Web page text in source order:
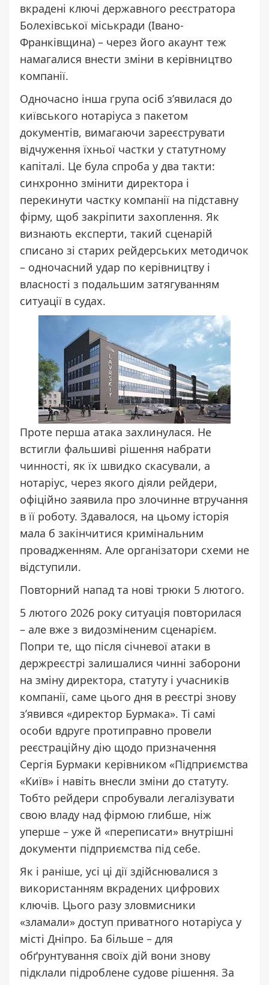
вкрадені ключі державного реєстратора
Болехівської міськради (Івано-
Франківщина) – через його акаунт теж
намагалися внести зміни в керівництво
компанії.
Одночасно інша група осіб з’явилася до
київського нотаріуса з пакетом
документів, вимагаючи зареєструвати
відчуження їхньої частки у статутному
капіталі. Це була спроба у два такти:
синхронно змінити директора і
перекинути частку компанії на підставну
фірму, щоб закріпити захоплення. Як
визнають експерти, такий сценарій
списано зі старих рейдерських методичок
– одночасний удар по керівництву і
власності з подальшим затягуванням
ситуації в судах.
Проте перша атака захлинулася. Не
встигли фальшиві рішення набрати
чинності, як їх швидко скасували, а
нотаріус, через якого діяли рейдери,
офіційно заявила про злочинне втручання
в її роботу. Здавалося, на цьому історія
мала б закінчитися кримінальним
провадженням. Але організатори схеми не
відступили.
Повторний напад та нові трюки 5 лютого.
5 лютого 2026 року ситуація повторилася
– але вже з видозміненим сценарієм.
Попри те, що після січневої атаки в
держреєстрі залишалися чинні заборони
на зміну директора, статуту і учасників
компанії, саме цього дня в реєстрі знову
з’явився «директор Бурмака». Ті самі
особи вдруге протиправно провели
реєстраційну дію щодо призначення
Сергія Бурмаки керівником «Підприємства
«Київ» і навіть внесли зміни до статуту.
Тобто рейдери спробували легалізувати
свою владу над фірмою глибше, ніж
уперше – уже й «переписати» внутрішні
документи підприємства під себе.
Як і раніше, усі ці дії здійснювалися з
використанням вкрадених цифрових
ключів. Цього разу зловмисники
«зламали» доступ приватного нотаріуса у
місті Дніпро. Ба більше – для
обґрунтування своїх дій вони знову
підклали підроблене судове рішення. За